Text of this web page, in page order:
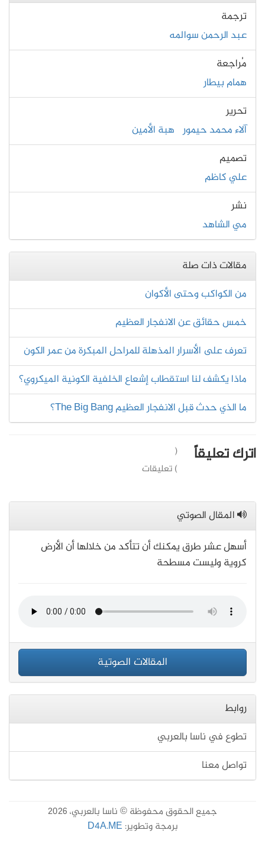
ترجمة
عبد الرحمن سوالمه
مُراجعة
همام بيطار
تحرير
آلاء محمد حيمور هبة الأمين
تصميم
علي كاظم
نشر
مي الشاهد
مقالات ذات صلة
من الكواكب وحتى الأكوان
خمس حقائق عن الانفجار العظيم
تعرف على الأسرار المذهلة للمراحل المبكرة من عمر الكون
ماذا يكشف لنا استقطاب إشعاع الخلفية الكونية الميكروي؟
ما الذي حدث قبل الانفجار العظيم The Big Bang؟
اترك تعليقاً
(
) تعليقات
المقال الصوتي
أسهل عشر طرق يمكنك أن تتأكد من خلالها أن الأرض
كروية وليست مسطحة
المقالات الصوتية
روابط
تطوع في ناسا بالعربي
تواصل معنا
جميع الحقوق محفوظة © ناسا بالعربي، 2026
برمجة وتطوير: D4A.ME